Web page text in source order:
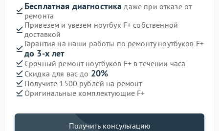
Бесплатная диагностика даже при отказе от
ремонта
Привезем и увезем ноутбук F+ собственной
доставкой
Гарантия на наши работы по ремонту ноутбуков F+
до 3-х лет
Срочный ремонт ноутбуков F+ в течении часа
Скидка для вас до 20%
Получите 1500 рублей на ремонт
Оригинальные комплектующие F+
Получить консультацию